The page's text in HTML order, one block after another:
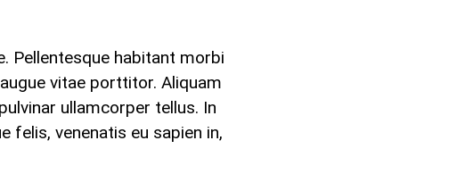
Pellentesque habitant morbi
vitae porttitor. Aliquam
ullamcorper tellus. In
felis, venenatis eu sapien in,